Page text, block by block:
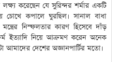
করেছেন যে সুরিন্দর শর্মার একটি
চোখে কপালে ঘুরছিল। সানাল বাধা
নিস্ফলতার কারণ হিসেবে দাঁড়
ইত্যাদি নিয়ে আক্রমণ করেন অনেক
আমাদের দেশের অজ্ঞানপার্টির মতো।